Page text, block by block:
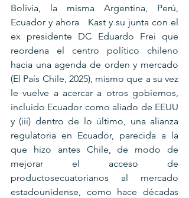
Bolivia, la misma Argentina, Perú,
Ecuador y ahora   Kast y su junta con el
ex presidente DC Eduardo Frei que
reordena el centro político chileno
hacia una agenda de orden y mercado
(El País Chile, 2025), mismo que a su vez
le vuelve a acercar a otros gobiernos,
incluido Ecuador como aliado de EEUU
y (iii) dentro de lo último, una alianza
regulatoria en Ecuador, parecida a la
que hizo antes Chile, de modo de
mejorar el acceso de
productosecuatorianos al mercado
estadounidense, como hace décadas